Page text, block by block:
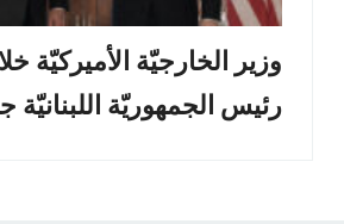
وزير الخارجيّة الأميركيّة
رئيس الجمهوريّة